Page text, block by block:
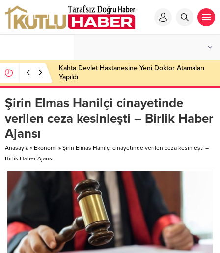
Kahta Devlet Hastanesine Yeni Doktor Atamaları
Yapıldı
Şirin Elmas Hanilçi cinayetinde
verilen ceza kesinleşti – Birlik Haber
Ajansı
Anasayfa » Ekonomi » Şirin Elmas Hanilçi cinayetinde verilen ceza kesinleşti –
Birlik Haber Ajansı